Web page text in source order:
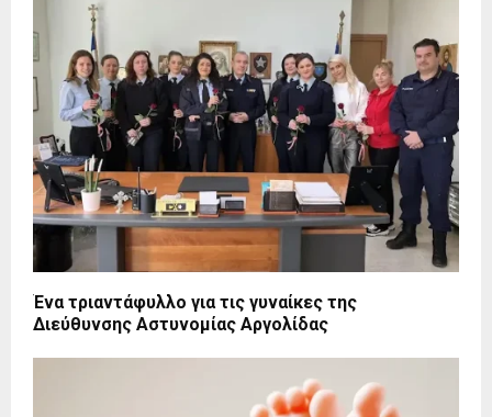
Ένα τριαντάφυλλο για τις γυναίκες της
Διεύθυνσης Αστυνομίας Αργολίδας